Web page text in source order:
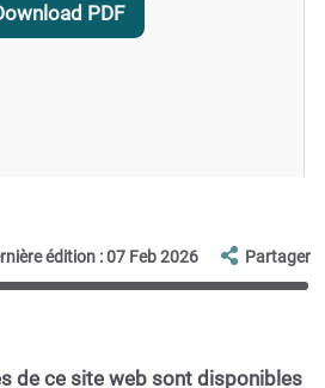
PDF
édition : 07 Feb 2026 Partager
de ce site web sont disponibles